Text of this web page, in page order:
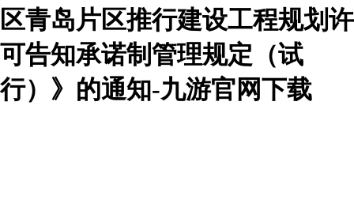
区青岛片区推行建设工程规划许
可告知承诺制管理规定（试
行）》的通知-九游官网下载